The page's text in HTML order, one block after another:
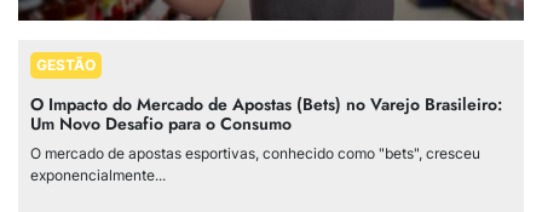
GESTÃO
O Impacto do Mercado de Apostas (Bets) no Varejo Brasileiro:
Um Novo Desafio para o Consumo
O mercado de apostas esportivas, conhecido como "bets", cresceu
exponencialmente...